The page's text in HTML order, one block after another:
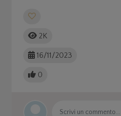
2K
16/11/2023
0